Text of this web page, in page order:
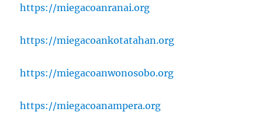
https://miegacoanranai.org
https://miegacoankotatahan.org
https://miegacoanwonosobo.org
https://miegacoanampera.org